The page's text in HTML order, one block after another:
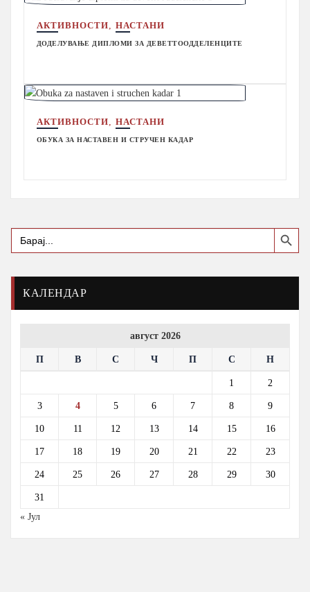
АКТИВНОСТИ, НАСТАНИ
ДОДЕЛУВАЊЕ ДИПЛОМИ ЗА ДЕВЕТТООДДЕЛЕНЦИТЕ
АКТИВНОСТИ, НАСТАНИ
ОБУКА ЗА НАСТАВЕН И СТРУЧЕН КАДАР
Search
for:
Search Button
КАЛЕНДАР
август 2026
П В С Ч П С Н
1 2
3 4 5 6 7 8 9
10 11 12 13 14 15 16
17 18 19 20 21 22 23
24 25 26 27 28 29 30
31
« Јул